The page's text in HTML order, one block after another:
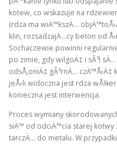
kotew, co wskazuje na
(rdza ma wiÄ™kszÄ…
klin, rozsadzajÄ…cy beton od
Sochaczewie powinni
po zimie, gdy wilgoÄ‡ i sÃ³l
odsÅ‚oniÄ‡ gÃ³rnÄ…
jeÅ›li widoczna jest rdza
konieczna jest interwencja.
Proces wymiany
siÄ™ od odciÄ™cia starej
tarczÄ… do metalu. W